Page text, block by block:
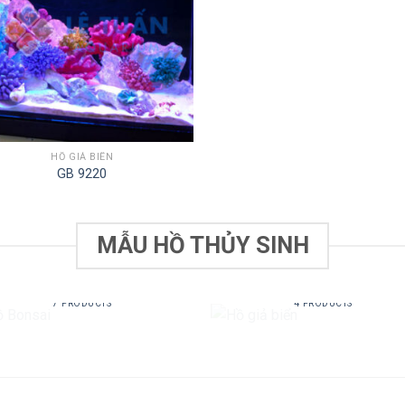
HỒ GIẢ BIỂN
GB 9220
MẪU HỒ THỦY SINH
7 PRODUCTS 4 PRODUCTS